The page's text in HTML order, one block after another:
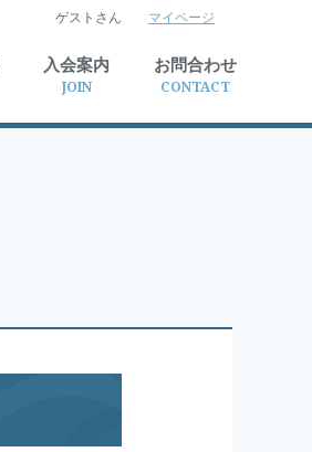
検索
ゲストさん マイページ
入会案内
JOIN
お問合わせ
CONTACT